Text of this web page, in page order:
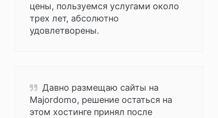
цены, пользуемся услугами около
трех лет, абсолютно
удовлетворены.
Давно размещаю сайты на
Majordomo, решение остаться на
этом хостинге принял после